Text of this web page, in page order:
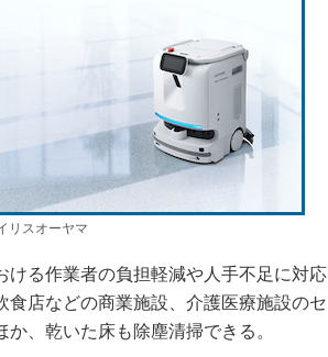
知財マネジメント
海外生産
グローバル設計・開発
制御セキュリティ
新型コロナへの対応
リスオーヤマ
る作業者の負担軽減や人手不足に対応
店などの商業施設、介護医療施設のセ
、乾いた床も除塵清掃できる。